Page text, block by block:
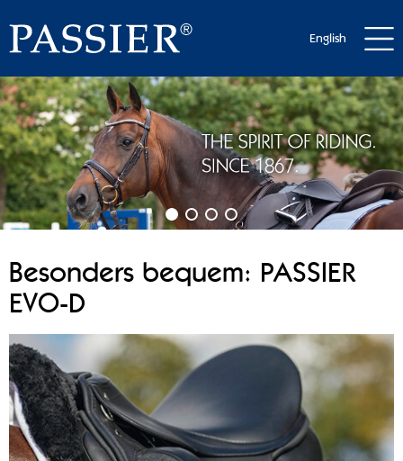
English
Besonders bequem: PASSIER
EVO-D